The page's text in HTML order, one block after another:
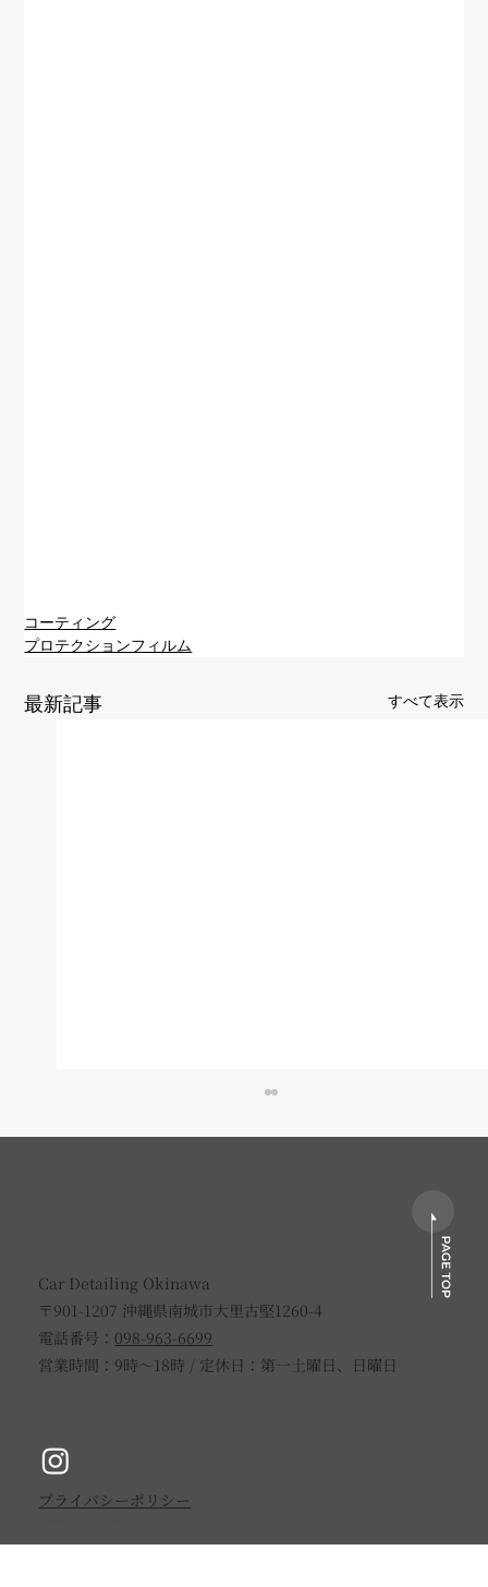
コーティング
プロテクションフィルム
最新記事 すべて表示
TOYOTAクラウンスポーツへセラミック
コーティングを施工（新車パック）
​プライバシーポリシー
Car Detailing Okinawa
〒901-1207 沖縄県南城市大里古堅1260-4
電話番号： 098-963-6699
営業時間：9時〜18時 / 定休日：第一土曜日、日曜日